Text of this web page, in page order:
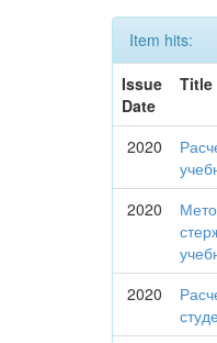
Item hits:
Issue
Date
Title
2020
2020
2020